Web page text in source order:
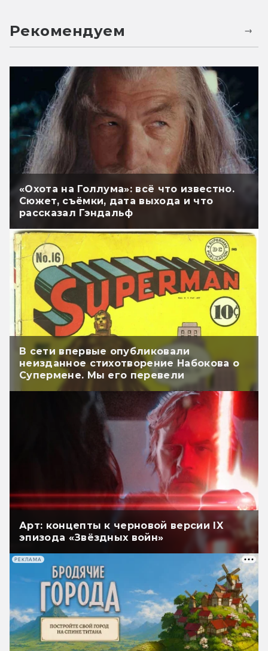
Рекомендуем
«Охота на Голлума»: всё что известно.
Сюжет, съёмки, дата выхода и что
рассказал Гэндальф
В сети впервые опубликовали
неизданное стихотворение Набокова о
Супермене. Мы его перевели
Арт: концепты к черновой версии IX
эпизода «Звёздных войн»
РЕКЛАМА